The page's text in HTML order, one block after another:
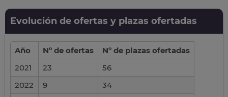
Evolución de ofertas y plazas ofertadas
Año Nº de ofertas
Nº de plazas ofertadas
2021
23
56
2022
9
34